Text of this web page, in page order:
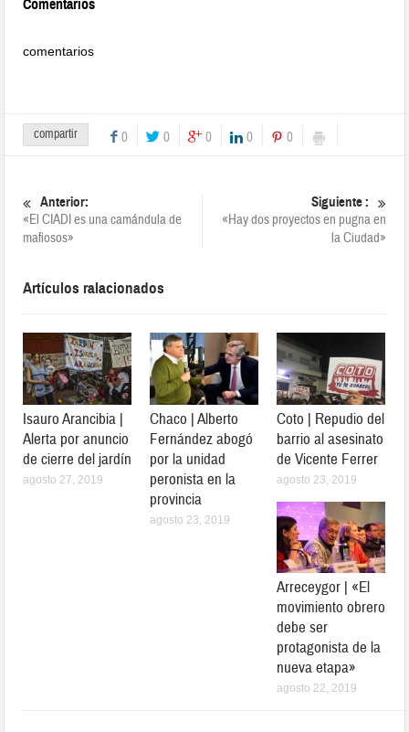
Comentarios
comentarios
compartir 0 0 0 0 0
Anterior:
«El CIADI es una camándula de
mafiosos»
Siguiente :
«Hay dos proyectos en pugna en
la Ciudad»
Artículos ralacionados
Isauro Arancibia |
Alerta por anuncio
de cierre del jardín
agosto 27, 2019
Chaco | Alberto
Fernández abogó
por la unidad
peronista en la
provincia
agosto 23, 2019
Coto | Repudio del
barrio al asesinato
de Vicente Ferrer
agosto 23, 2019
Arreceygor | «El
movimiento obrero
debe ser
protagonista de la
nueva etapa»
agosto 22, 2019